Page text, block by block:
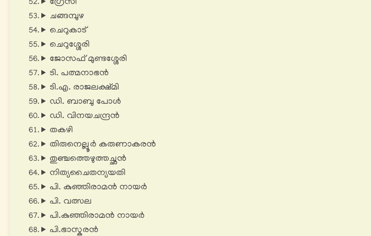
ഗ്രേസി
ചങ്ങമ്പുഴ
ചെറുകാട്
ചെറുശ്ശേരി
ജോസഫ് മുണ്ടശ്ശേരി
ടി. പത്മനാഭൻ
ടി.എ. രാജലക്ഷ്മി
ഡി. ബാബു പോൾ
ഡി. വിനയചന്ദ്രൻ
തകഴി
തിരുനെല്ലൂര്‍ കരുണാകരന്‍
തുഞ്ചത്തെഴുത്തച്ഛന്‍
നിത്യചൈതന്യയതി
പി. കുഞ്ഞിരാമൻ നായർ
പി. വത്സല
പി.കുഞ്ഞിരാമൻ നായർ
പി.ഭാസ്കരൻ